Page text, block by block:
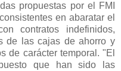
propuestas por el FMI
en abaratar el
contratos indefinidos,
de las cajas de ahorro y
de carácter temporal . "El
que han sido las